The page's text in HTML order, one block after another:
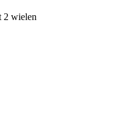
2 wielen